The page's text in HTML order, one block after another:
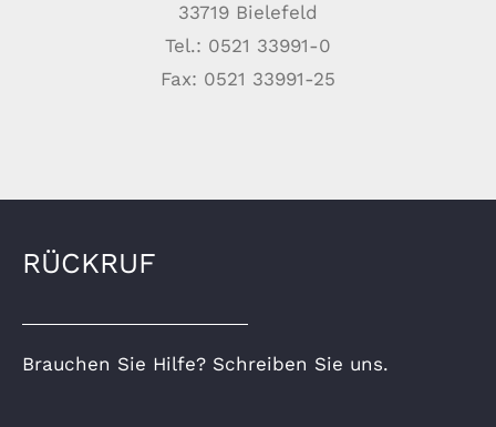
33719 Bielefeld
Tel.: 0521 33991-0
Fax: 0521 33991-25
RÜCKRUF
Brauchen Sie Hilfe? Schreiben Sie uns.